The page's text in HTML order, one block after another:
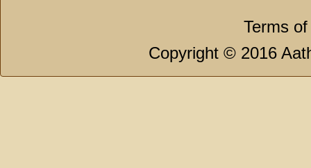
Terms
Copyright © 2016